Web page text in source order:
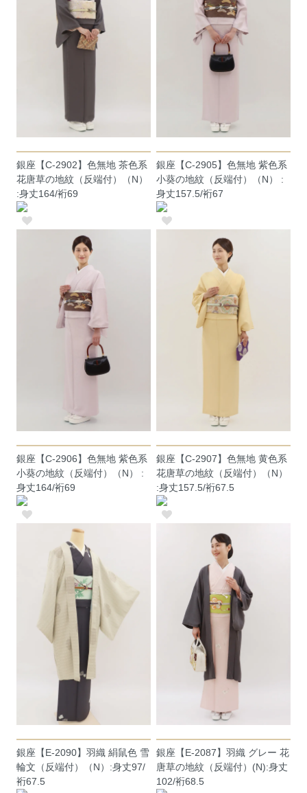
銀座【C-2902】色無地 茶色系
花唐草の地紋（反端付）（N）
:身丈164/裄69
銀座【C-2905】色無地 紫色系
小葵の地紋（反端付）（N） :
身丈157.5/裄67
銀座【C-2906】色無地 紫色系
小葵の地紋（反端付）（N） :
身丈164/裄69
銀座【C-2907】色無地 黄色系
花唐草の地紋（反端付）（N）
:身丈157.5/裄67.5
銀座【E-2090】羽織 絹鼠色 雪
輪文（反端付）（N）:身丈97/
裄67.5
銀座【E-2087】羽織 グレー 花
唐草の地紋（反端付）(N):身丈
102/裄68.5